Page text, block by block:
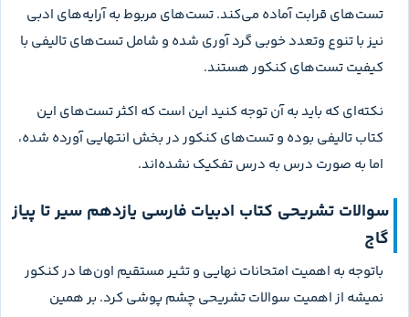
تست‌های قرابت آماده می‌کند. تست‌های مربوط به آرایه‌های ادبی
نیز با تنوع وتعدد خوبی گرد آوری شده و شامل تست‌های تالیفی با
کیفیت تست‌های کنکور هستند.
نکته‌ای که باید به آن توجه کنید این است که اکثر تست‌های این
کتاب تالیفی بوده و تست‌های کنکور در بخش انتهایی آورده شده،
اما به صورت درس به درس تفکیک نشده‌اند.
سوالات تشریحی کتاب ادبیات فارسی یازدهم سیر تا پیاز
گاج
باتوجه به اهمیت امتحانات نهایی و تثیر مستقیم اون‌ها در کنکور
نمیشه از اهمیت سوالات تشریحی چشم پوشی کرد. بر همین